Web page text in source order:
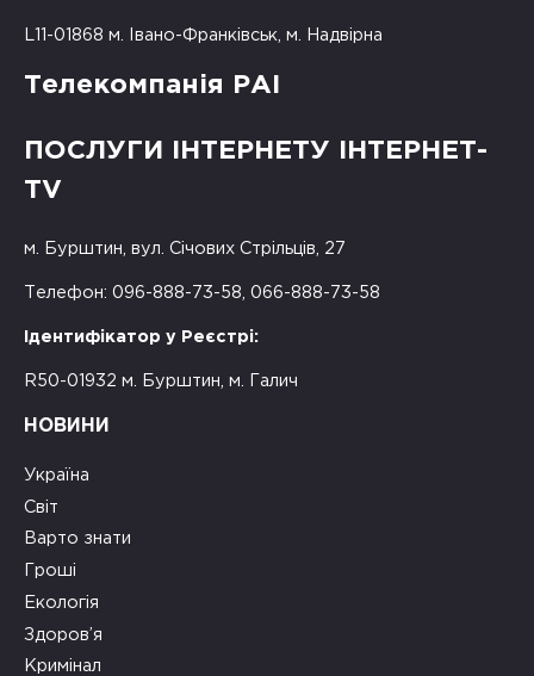
L11-01868 м. Івано-Франківськ, м. Надвірна
Телекомпанія РАІ
ПОСЛУГИ ІНТЕРНЕТУ ІНТЕРНЕТ-
TV
м. Бурштин, вул. Січових Стрільців, 27
Телефон: 096-888-73-58, 066-888-73-58
Ідентифікатор у Реєстрі:
R50-01932 м. Бурштин, м. Галич
НОВИНИ
Україна
Світ
Варто знати
Гроші
Екологія
Здоров’я
Кримінал